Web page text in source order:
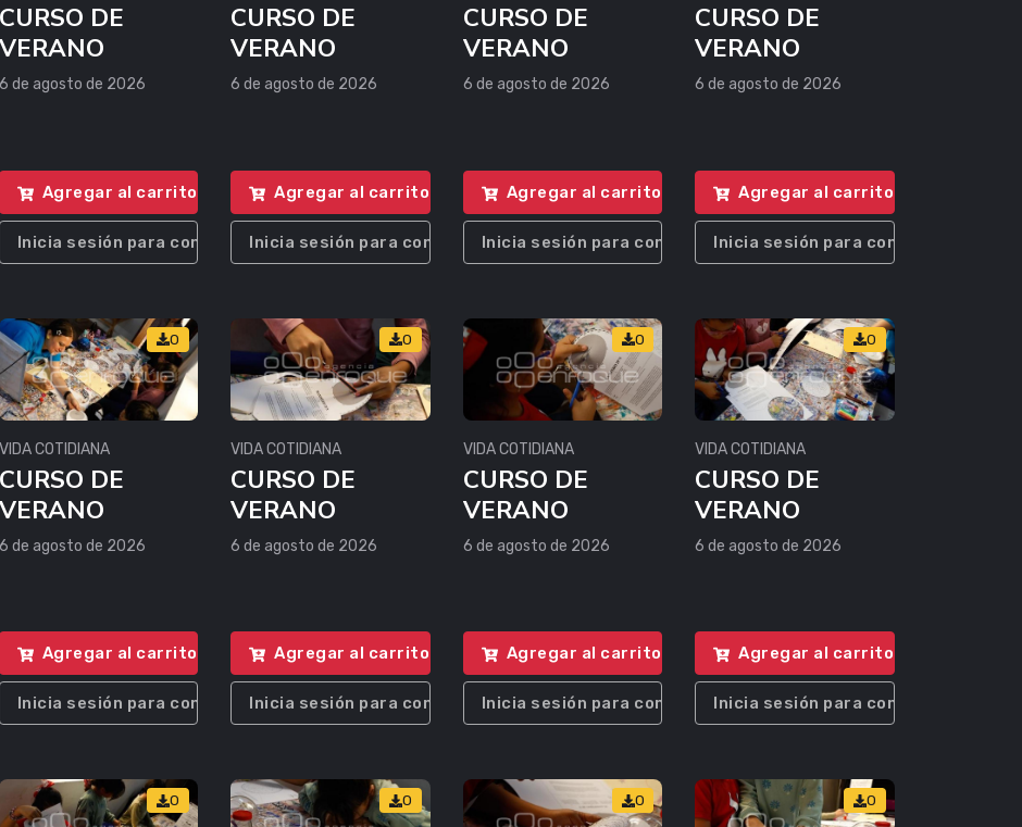
CURSO DE
VERANO
6 de agosto de 2026
Agregar al carrito
Inicia sesión para comprar
CURSO DE
VERANO
6 de agosto de 2026
Agregar al carrito
Inicia sesión para comprar
CURSO DE
VERANO
6 de agosto de 2026
Agregar al carrito
Inicia sesión para comprar
CURSO DE
VERANO
6 de agosto de 2026
Agregar al carrito
Inicia sesión para comprar
0
VIDA COTIDIANA
CURSO DE
VERANO
6 de agosto de 2026
Agregar al carrito
Inicia sesión para comprar
0
VIDA COTIDIANA
CURSO DE
VERANO
6 de agosto de 2026
Agregar al carrito
Inicia sesión para comprar
0
VIDA COTIDIANA
CURSO DE
VERANO
6 de agosto de 2026
Agregar al carrito
Inicia sesión para comprar
0
VIDA COTIDIANA
CURSO DE
VERANO
6 de agosto de 2026
Agregar al carrito
Inicia sesión para comprar
0 0 0 0